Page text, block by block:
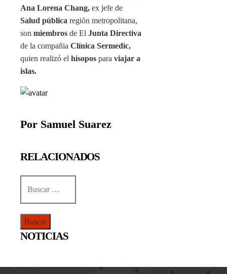
Ana Lorena Chang, ex jefe de
Salud pública región metropolitana,
son miembros de El Junta Directiva
de la compañia Clínica Sermedic,
quien realizó el hisopos para viajar a
islas.
Por Samuel Suarez
RELACIONADOS
NOTICIAS